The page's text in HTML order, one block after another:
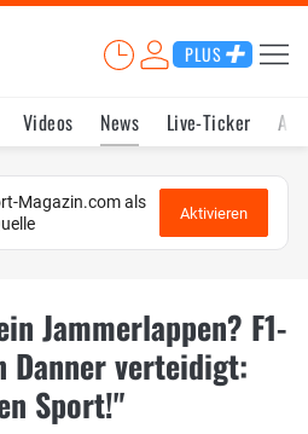
PLUS
Videos News Live-Ticker
Magazin.com als
Aktivieren
Jammerlappen? F1-
Danner verteidigt:
Sport!"